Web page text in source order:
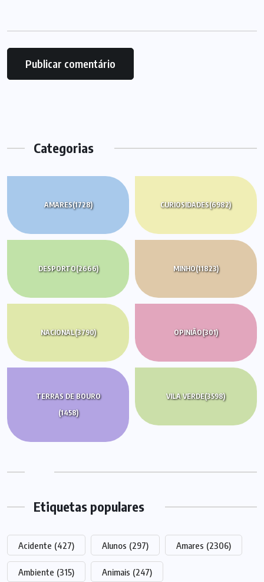
Categorias
AMARES(1728) CURIOSIDADES(6982)
DESPORTO(2666) MINHO(11823)
NACIONAL(3790) OPINIÃO(301)
TERRAS DE BOURO
(1458)
VILA VERDE(3598)
Etiquetas populares
Acidente (427) Alunos (297) Amares (2306)
Ambiente (315) Animais (247)